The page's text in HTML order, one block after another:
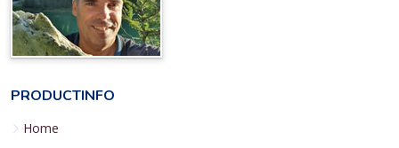
PRODUCTINFO
Home